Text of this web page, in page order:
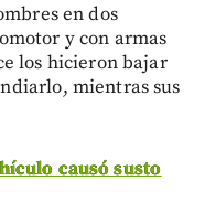
en dos
y con armas
los hicieron bajar
mientras sus
causó susto